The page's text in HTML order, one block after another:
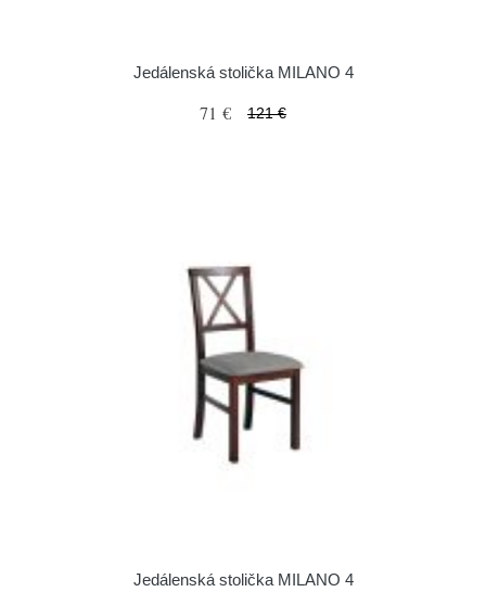
Jedálenská stolička MILANO 4
71 € 121 €
Jedálenská stolička MILANO 4